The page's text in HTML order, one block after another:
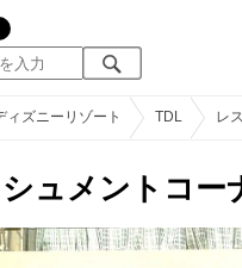
ィズニーリゾート TDL レ
ュメントコー